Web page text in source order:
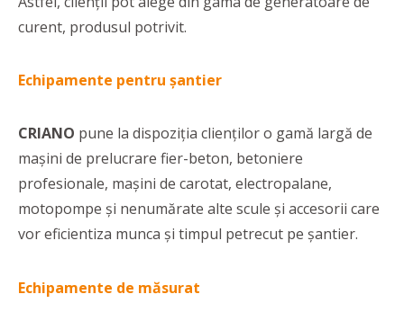
curent, produsul potrivit.
Echipamente pentru șantier
CRIANO pune la dispoziția clienților o gamă largă de
mașini de prelucrare fier-beton, betoniere
profesionale, mașini de carotat, electropalane,
motopompe și nenumărate alte scule și accesorii care
vor eficientiza munca și timpul petrecut pe șantier.
Echipamente de măsurat